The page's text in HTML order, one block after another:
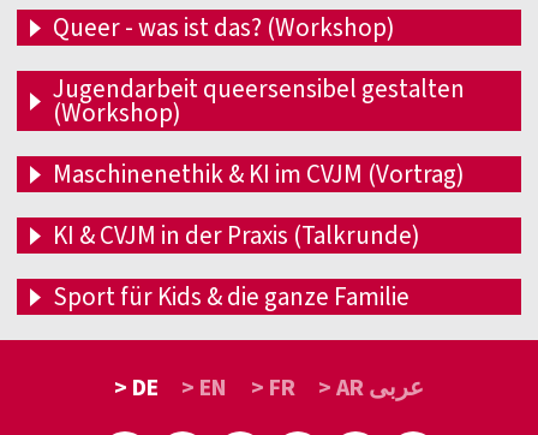
Queer - was ist das? (Workshop)
Jugendarbeit queersensibel gestalten
(Workshop)
Maschinenethik & KI im CVJM (Vortrag)
KI & CVJM in der Praxis (Talkrunde)
Sport für Kids & die ganze Familie
> DE > EN > FR > AR عربى